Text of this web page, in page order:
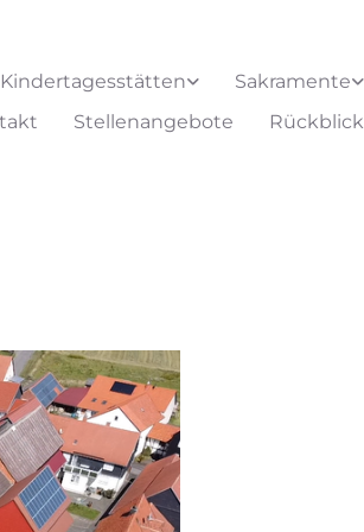
Kindertagesstätten
Sakramente
Stellenangebote Rückblick